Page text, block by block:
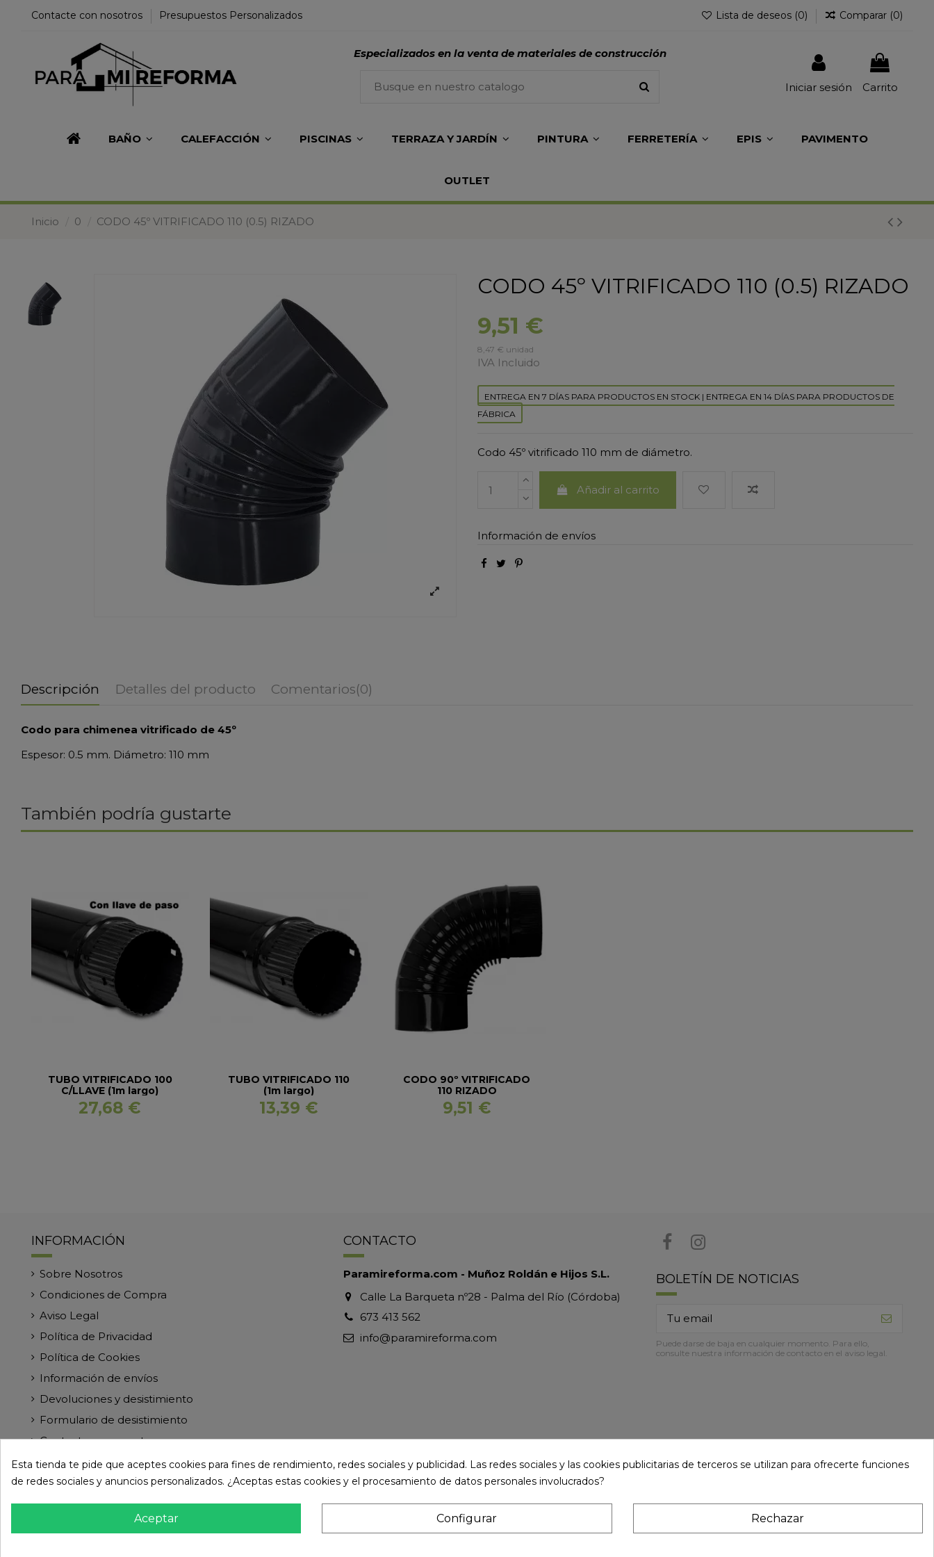
Contacte con nosotros Presupuestos Personalizados Lista de deseos (0) Comparar (0)
Especializados en la venta de materiales de construcción
Iniciar sesión Carrito
BAÑO CALEFACCIÓN PISCINAS TERRAZA Y JARDÍN PINTURA FERRETERÍA EPIS PAVIMENTO
OUTLET
Inicio 0 CODO 45º VITRIFICADO 110 (0.5) RIZADO
CODO 45º VITRIFICADO 110 (0.5) RIZADO
9,51 €
8,47 € unidad
IVA Incluido
ENTREGA EN 7 DÍAS PARA PRODUCTOS EN STOCK | ENTREGA EN 14 DÍAS PARA PRODUCTOS DE
FÁBRICA
Codo 45º vitrificado 110 mm de diámetro.
Añadir al carrito
Información de envíos
Descripción Detalles del producto Comentarios(0)
Codo para chimenea vitrificado de 45º
Espesor: 0.5 mm. Diámetro: 110 mm
También podría gustarte
TUBO VITRIFICADO 100
C/LLAVE (1m largo)
27,68 €
TUBO VITRIFICADO 110
(1m largo)
13,39 €
CODO 90º VITRIFICADO
110 RIZADO
9,51 €
INFORMACIÓN
Sobre Nosotros
Condiciones de Compra
Aviso Legal
Política de Privacidad
Política de Cookies
Información de envíos
Devoluciones y desistimiento
Formulario de desistimiento
Contacte con nosotros
CONTACTO
Paramireforma.com - Muñoz Roldán e Hijos S.L.
Calle La Barqueta nº28 - Palma del Río (Córdoba)
673 413 562
info@paramireforma.com
BOLETÍN DE NOTICIAS
Puede darse de baja en cualquier momento. Para ello,
consulte nuestra información de contacto en el aviso legal.
Esta tienda te pide que aceptes cookies para fines de rendimiento, redes sociales y publicidad. Las redes sociales y las cookies publicitarias de terceros se utilizan para ofrecerte funciones
de redes sociales y anuncios personalizados. ¿Aceptas estas cookies y el procesamiento de datos personales involucrados?
Aceptar Configurar Rechazar